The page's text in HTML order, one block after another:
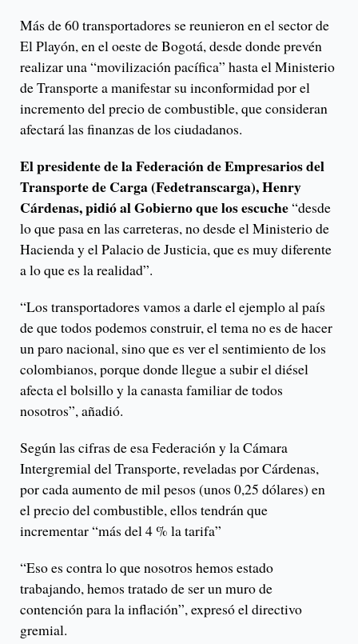
Más de 60 transportadores se reunieron en el sector de
El Playón, en el oeste de Bogotá, desde donde prevén
realizar una “movilización pacífica” hasta el Ministerio
de Transporte a manifestar su inconformidad por el
incremento del precio de combustible, que consideran
afectará las finanzas de los ciudadanos.
El presidente de la Federación de Empresarios del
Transporte de Carga (Fedetranscarga), Henry
Cárdenas, pidió al Gobierno que los escuche“desde
lo que pasa en las carreteras, no desde el Ministerio de
Hacienda y el Palacio de Justicia, que es muy diferente
a lo que es la realidad”.
“Los transportadores vamos a darle el ejemplo al país
de que todos podemos construir, el tema no es de hacer
un paro nacional, sino que es ver el sentimiento de los
colombianos, porque donde llegue a subir el diésel
afecta el bolsillo y la canasta familiar de todos
nosotros”, añadió.
Según las cifras de esa Federación y la Cámara
Intergremial del Transporte, reveladas por Cárdenas,
por cada aumento de mil pesos (unos 0,25 dólares) en
el precio del combustible, ellos tendrán que
incrementar “más del 4 % la tarifa”
“Eso es contra lo que nosotros hemos estado
trabajando, hemos tratado de ser un muro de
contención para la inflación”, expresó el directivo
gremial.